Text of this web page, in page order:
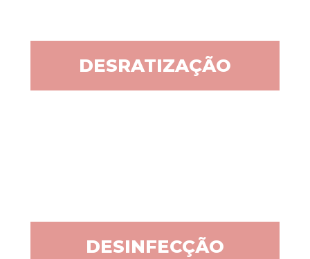
DESRATIZAÇÃO
DESINFECÇÃO